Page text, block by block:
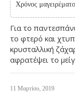
Χρόνος
Για το
το φτερό και
κρυσταλλική
αφρατέψει το
11 Μαρτίου, 2019